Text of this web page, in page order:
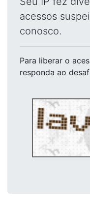
acessos
conosco.
Para liberar o
responda ao